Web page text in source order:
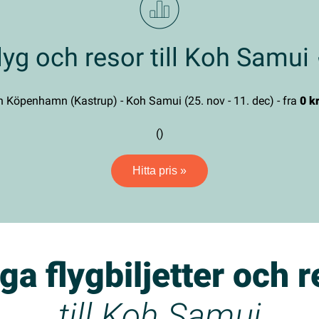
och resor till Koh Samui
Köpenhamn (Kastrup) - Koh Samui (25. nov - 11. dec) - fra 0
()
Hitta pris »
flygbiljetter och